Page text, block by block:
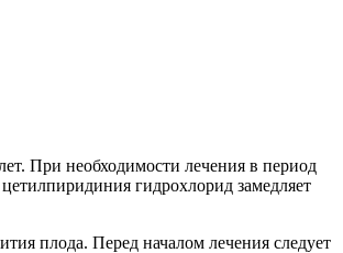
При необходимости лечения в период
гидрохлорид замедляет
плода. Перед началом лечения следует